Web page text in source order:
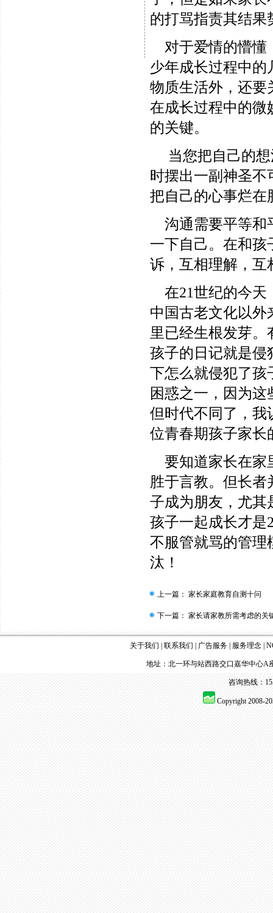
的打骂指责其结果
对于爱情的懵懂
少年成长过程中的
物质生活外，还要
在成长过程中的微
的关键。
当您把自己的想
时摆出一副神圣不
把自己的心事烂在
沟通需要平等和
一下自己。在和孩
诉，互相理解，互
在21世纪的今天
中国古老文化以外
里已经生根发芽
孩子的日记就是侵
下怎么就侵犯了孩
困惑之一，因为
但时代不同了，我
位青春期孩子家长
要知道家长在家
胜于言教。但长
子成为朋友，尤其
孩子一起成长才是
不服管就骂的管理
汰！
上一篇： 家长家庭教育自测十问
下一篇： 家长请家教所需考虑的关
关于我们 联系我们 广告服务| 服务理念|
地址：北一环与站西路交口嘉华中心
咨询热线：
Copyright 2008-